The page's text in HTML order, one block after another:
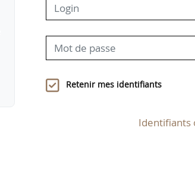
Retenir mes identifiants
Identifiants